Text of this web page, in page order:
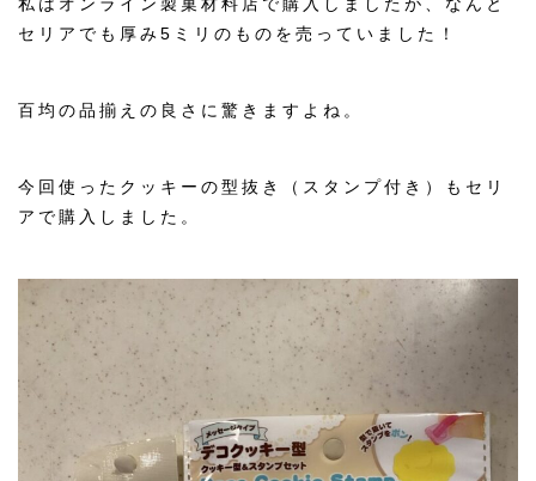
セリアでも厚み5ミリのものを売っていました！
百均の品揃えの良さに驚きますよね。
今回使ったクッキーの型抜き（スタンプ付き）もセリ
アで購入しました。